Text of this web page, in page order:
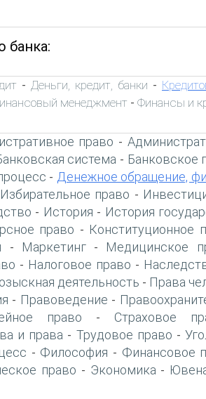
банка:
- Деньги, кредит, банки -
менеджмент - Финансы и
право -
система - Банковское
- Денежное обращение,
Избирательное право -
- История - История
право - Конституционное
- Маркетинг- Медицинское
- Налоговое право -
деятельность - Права
- Правоведение -
право - Страховое
и права - Трудовое право -
- Философия - Финансовое
право - Экономика -